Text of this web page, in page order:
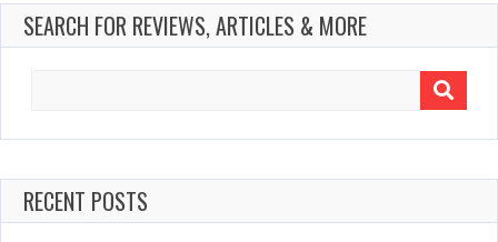
SEARCH FOR REVIEWS, ARTICLES & MORE
RECENT POSTS